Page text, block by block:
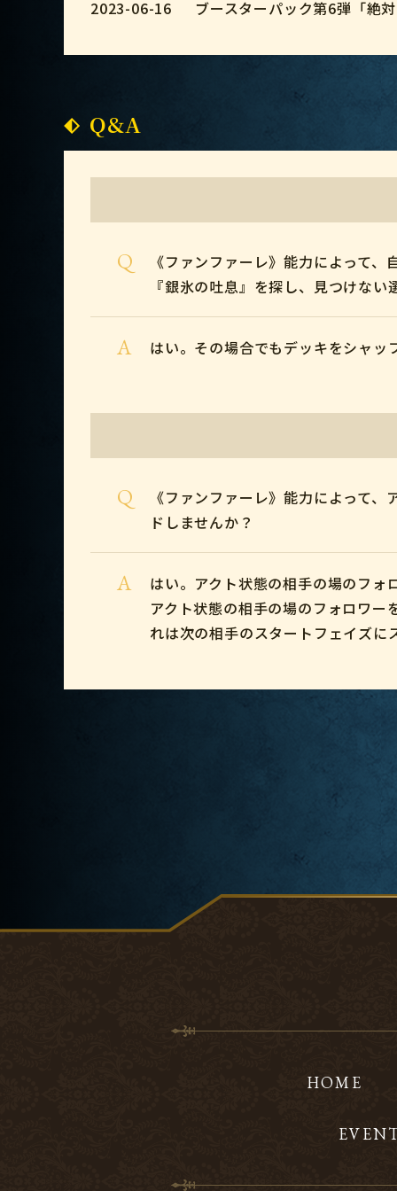
2023-06-16 ブースターパック第6弾「絶
Q&A
Q
《ファンファーレ》能力によって
『銀氷の吐息』を探し、見つけな
A はい。その場合でもデッキをシャッ
Q
《ファンファーレ》能力によって
ドしませんか？
A
はい。アクト状態の相手の場のフ
アクト状態の相手の場のフォロワ
れは次の相手のスタートフェイズに
HOME